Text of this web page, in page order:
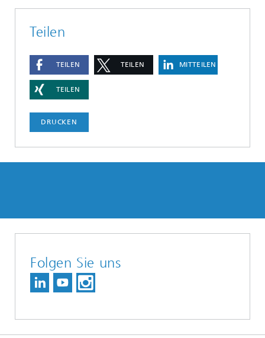
Teilen
TEILEN TEILEN MITTEILEN
TEILEN
DRUCKEN
Folgen Sie uns